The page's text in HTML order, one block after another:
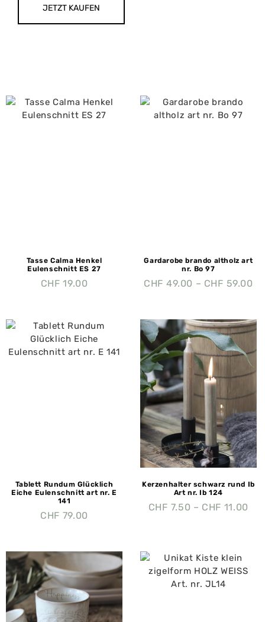
JETZT KAUFEN
Tasse Calma Henkel
Eulenschnitt ES 27
CHF 19.00
Gardarobe brando altholz art
nr. Bo 97
CHF 49.00 – CHF 59.00
Tablett Rundum Glücklich
Eiche Eulenschnitt art nr. E
141
CHF 79.00
Kerzenhalter schwarz rund Ib
Art nr. Ib 124
CHF 7.50 – CHF 11.00